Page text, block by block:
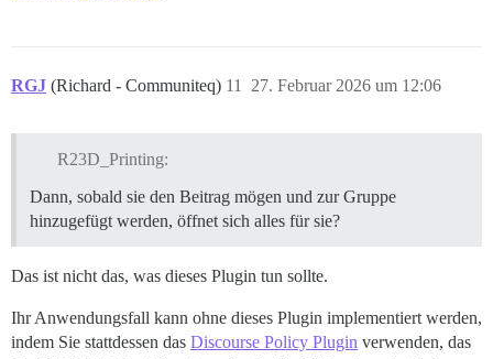
RGJ (Richard - Communiteq) 27. Februar 2026 um 12:06
11
R23D_Printing:
Dann, sobald sie den Beitrag mögen und zur Gruppe
hinzugefügt werden, öffnet sich alles für sie?
Das ist nicht das, was dieses Plugin tun sollte.
Ihr Anwendungsfall kann ohne dieses Plugin implementiert werden,
indem Sie stattdessen das Discourse Policy Plugin verwenden, das